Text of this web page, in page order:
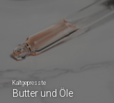
Kaltgepresste
Butter und Öle